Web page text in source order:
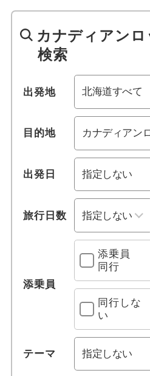
カナディアン
検索
出発地
目的地
出発日
旅行日数
添乗員
添乗員
同行
同行しな
い
テーマ
北陸
中国
四国
カナディアンロッキ
ビクトリア
ケベック
ローレンシャン高原
コロンビア大氷原
ベルビル
カルガリー
ジャスパー
ナイアガラ オン ザ
おひとり様参加限定
列車の旅
観光列車
クルーズ旅行
レンタカー付き
プールあり
ホテル日本語スタッフ
歴史 / 文化